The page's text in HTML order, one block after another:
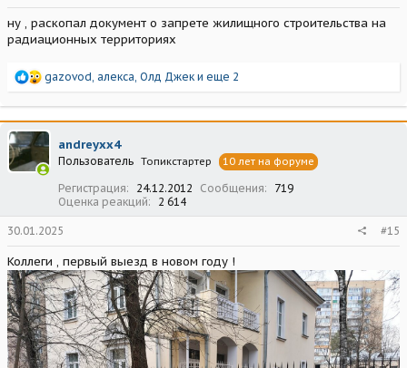
ну , раскопал документ о запрете жилищного строительства на
радиационных территориях
Р
а
к
ц
и
и
:
gazovod алекса Олд Джек и еще 2
andreyxx4
Пользователь Топикстартер 10 лет на форуме
Регистрация 24.12.2012 Сообщения
719
Оценка реакций
2 614
30.01.2025 #15
Коллеги , первый выезд в новом году !